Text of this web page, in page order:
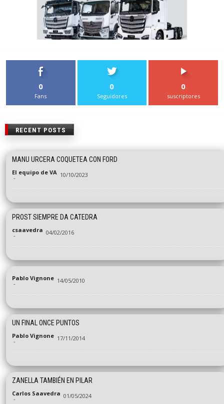
0
Fans
0
Seguidores
0
suscriptores
RECENT POSTS
MANU URCERA COQUETEA CON FORD
El equipo de VA
- 10/10/2023
PROST SIEMPRE DA CATEDRA
csaavedra
- 04/02/2016
Pablo Vignone
- 14/05/2010
UN FINAL ONCE PUNTOS
Pablo Vignone
- 17/11/2014
ZANELLA TAMBIÉN EN PILAR
Carlos Saavedra
- 01/05/2024